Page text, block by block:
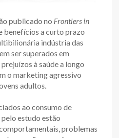
publicado no Frontiers in
benefícios a curto prazo
indústria das
ser superados em
à saúde a longo
o marketing agressivo
adultos.
ao consumo de
estudo estão
problemas